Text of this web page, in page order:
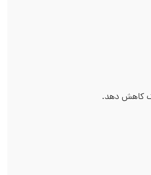
کاهش دهد.